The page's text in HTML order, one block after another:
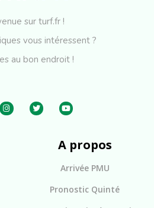
sur turf.fr !
vous intéressent ?
au bon endroit !
A propos
Arrivée PMU
Pronostic Quinté